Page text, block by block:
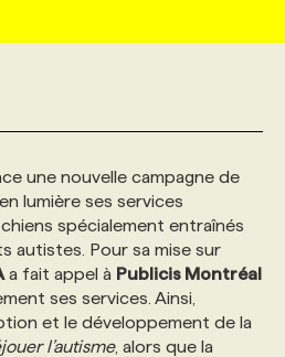
SOCIAUX
NOUS
CVTHÈQUE
NOUS
NOUS
EN LIGNE
FORMATIONS
DE TÊTE
une nouvelle campagne de
lumière ses services
spécialement entraînés
autistes. Pour sa mise sur
a fait appel à Publicis Montréal
ses services. Ainsi,
et le développement de la
l’autisme, alors que la